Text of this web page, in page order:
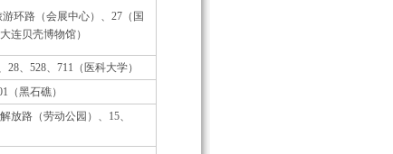
游环路（会展中心）、27（国
连贝壳博物馆）
、528、711（医科大学）
（黑石礁）
放路（劳动公园）、15、